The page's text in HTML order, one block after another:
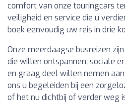
comfort van onze touringcars
veiligheid en service die u
boek eenvoudig uw reis in drie
Onze meerdaagse busreizen
die willen ontspannen, sociale
en graag deel willen nemen
ons u begeleiden bij een
of het nu dichtbij of verder weg